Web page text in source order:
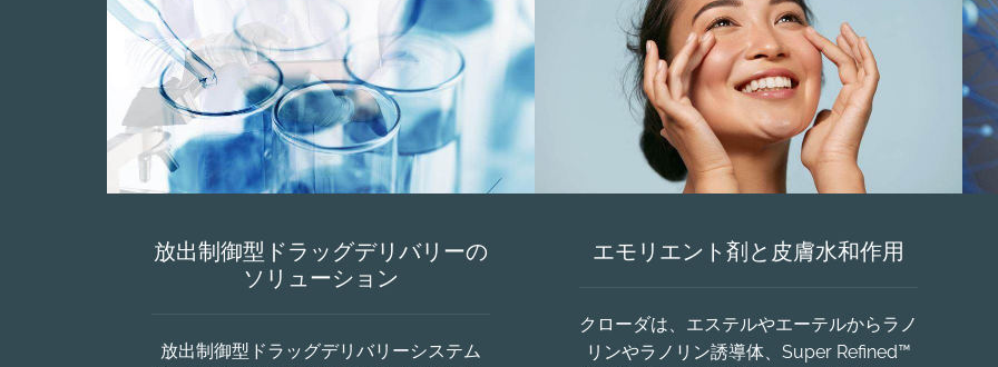
放出制御型ドラッグデリバリーの
ソリューション
放出制御型ドラッグデリバリーシステム
エモリエント剤と皮膚水和作用
クローダは、エステルやエーテルからラノ
リンやラノリン誘導体、Super Refined™